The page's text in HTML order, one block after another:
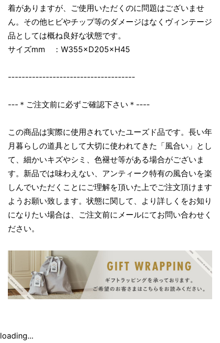
着がありますが、ご使用いただくのに問題はございませ
ん。その他ヒビやチップ等のダメージはなくヴィンテージ
品としては概ね良好な状態です。
サイズmm ：W355×D205×H45
-------------------------------------
---＊ご注文前に必ずご確認下さい＊----
この商品は実際に使用されていたユーズド品です。長い年
月暮らしの道具として大切に使われてきた「風合い」とし
て、細かいキズやシミ、色褪せ等がある場合がございま
す。新品では味わえない、アンティーク特有の風合いを楽
しんでいただくことにご理解を頂いた上でご注文頂けます
ようお願い致します。状態に関して、より詳しくをお知り
になりたい場合は、ご注文前にメールにてお問い合わせく
ださい。
loading...